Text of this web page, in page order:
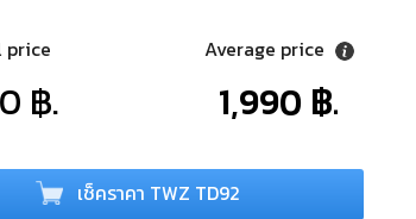
price
฿.
Average price
1,990 ฿.
เช็คราคา TWZ TD92